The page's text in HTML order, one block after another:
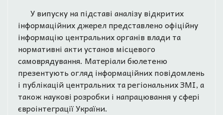
У випуску на підставі аналізу відкритих
інформаційних джерел представлено офіційну
інформацію центральних органів влади та
нормативні акти установ місцевого
самоврядування. Матеріали бюлетеню
презентують огляд інформаційних повідомлень
і публікацій центральних та регіональних ЗМІ, а
також наукові розробки і напрацювання у сфері
євроінтеграції України.